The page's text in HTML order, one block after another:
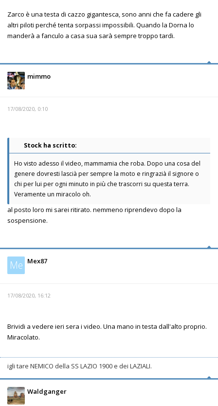
Zarco è una testa di cazzo gigantesca, sono anni che fa cadere gli
altri piloti perché tenta sorpassi impossibili. Quando la Dorna lo
manderà a fanculo a casa sua sarà sempre troppo tardi.
mimmo
17/08/2020, 0:10
Stock ha scritto:
Ho visto adesso il video, mammamia che roba. Dopo una cosa del
genere dovresti lascià per sempre la moto e ringrazià il signore o
chi per lui per ogni minuto in più che trascorri su questa terra.
Veramente un miracolo oh.
al posto loro mi sarei ritirato. nemmeno riprendevo dopo la
sospensione.
Me Mex87
17/08/2020, 16:12
Brividi a vedere ieri sera i video. Una mano in testa dall'alto proprio.
Miracolato.
igli tare NEMICO della SS LAZIO 1900 e dei LAZIALI.
Waldganger